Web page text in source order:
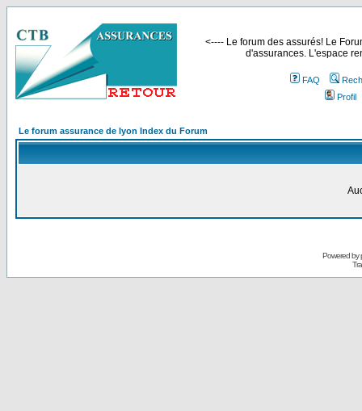
<---- Le forum des assurés! Le
d'assurances. L'espace
FAQ
Profil
Le forum assurance de lyon Index du Forum
Powered by